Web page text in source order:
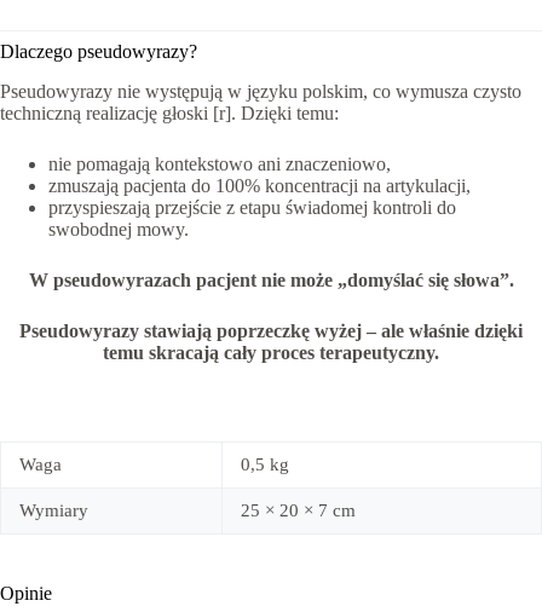
Dlaczego pseudowyrazy?
Pseudowyrazy nie występują w języku polskim, co wymusza czysto
techniczną realizację głoski [r]. Dzięki temu:
nie pomagają kontekstowo ani znaczeniowo,
zmuszają pacjenta do 100% koncentracji na artykulacji,
przyspieszają przejście z etapu świadomej kontroli do
swobodnej mowy.
W pseudowyrazach pacjent nie może „domyślać się słowa”.
Pseudowyrazy stawiają poprzeczkę wyżej – ale właśnie dzięki
temu skracają cały proces terapeutyczny.
Waga 0,5 kg
Wymiary 25 × 20 × 7 cm
Opinie